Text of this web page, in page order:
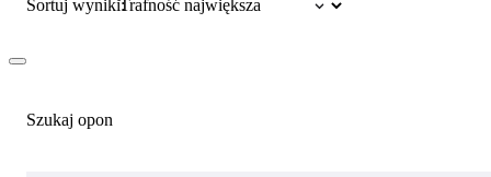
Sortuj wyniki:
Szukaj opon